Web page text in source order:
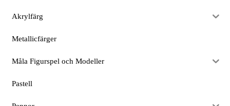
Akrylfärg
Metallicfärger
Måla Figurspel och Modeller
Pastell